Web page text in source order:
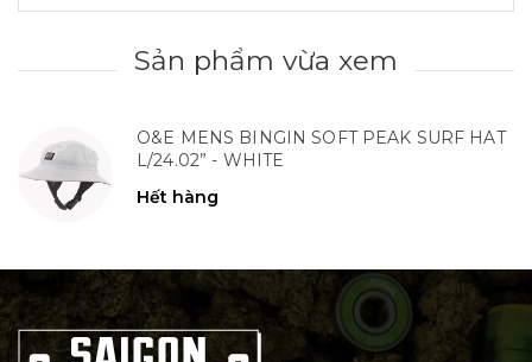
Sản phẩm vừa xem
O&E MENS BINGIN SOFT PEAK SURF HAT
L/24.02” - WHITE
Hết hàng